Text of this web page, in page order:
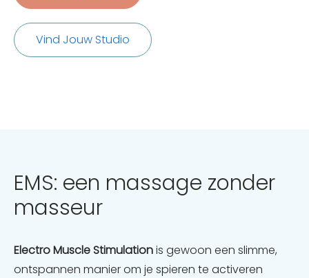
Vind Jouw Studio
EMS: een massage zonder
masseur
Electro Muscle Stimulationis gewoon een slimme,
ontspannen manier om je spieren te activeren